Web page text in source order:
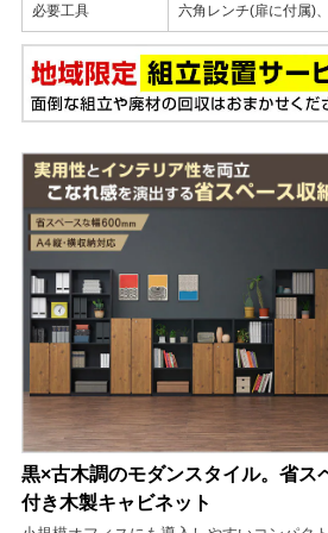
必要工具 六角レンチ(扉に付属)
黒×古木調のモダンスタイル。省ス
付き木製キャビネット